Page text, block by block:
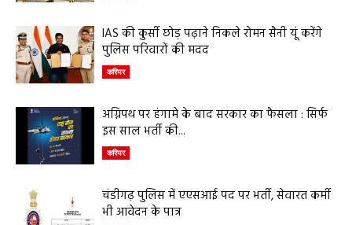
IAS की कुर्सी छोड़ पढ़ाने निकले रोमन सैनी यूं करेंगे
पुलिस परिवारों की मदद
करियर
अग्निपथ पर हंगामे के बाद सरकार का फैसला : सिर्फ
इस साल भर्ती की...
करियर
चंडीगढ़ पुलिस में एएसआई पद पर भर्ती, सेवारत कर्मी
भी आवेदन के पात्र